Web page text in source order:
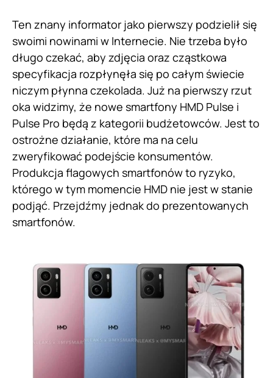
Ten znany informator jako pierwszy podzielił się
swoimi nowinami w Internecie. Nie trzeba było
długo czekać, aby zdjęcia oraz cząstkowa
specyfikacja rozpłynęła się po całym świecie
niczym płynna czekolada. Już na pierwszy rzut
oka widzimy, że nowe smartfony HMD Pulse i
Pulse Pro będą z kategorii budżetowców. Jest to
ostrożne działanie, które ma na celu
zweryfikować podejście konsumentów.
Produkcja flagowych smartfonów to ryzyko,
którego w tym momencie HMD nie jest w stanie
podjąć. Przejdźmy jednak do prezentowanych
smartfonów.